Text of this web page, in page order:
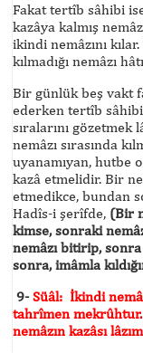
Fakat tertîb sâhibi
kazâya kalmış
ikindi nemâzını
kılmadığı nemâzı
Bir günlük beş vakt
ederken tertîb sâhibi
sıralarını gözetmek
nemâzı sırasında
uyanamıyan, hutbe
kazâ etmelidir. Bir
etmedikce, bundan
Hadîs-i şerîfde, (Bir
kimse, sonraki
nemâzı bitirip,
sonra, imâmla
9- Süâl: İkindi
tahrîmen
nemâzın kazâsı